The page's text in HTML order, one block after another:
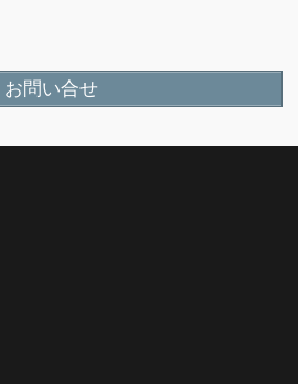
お問い合せ